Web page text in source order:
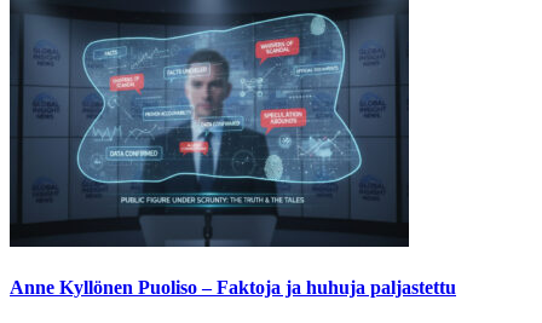
Anne Kyllönen Puoliso – Faktoja ja huhuja paljastettu